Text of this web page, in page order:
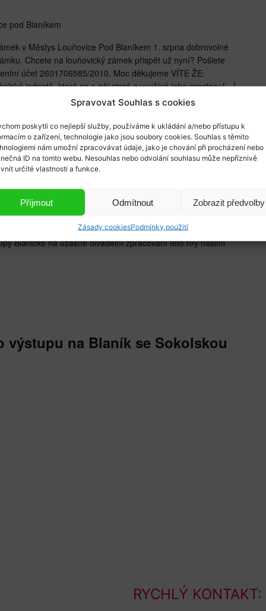
Spravovat Souhlas s cookies
poskytli co nejlepší služby, používáme k ukládání a/nebo přístupu k
o zařízení, technologie jako jsou soubory cookies. Souhlas s těmito
nám umožní zpracovávat údaje, jako je chování při procházení nebo
ID na tomto webu. Nesouhlas nebo odvolání souhlasu může nepříznivě
určité vlastnosti a funkce.
Příjmout Odmítnout Zobrazit předvolby
Zásady cookiesPodmínky použití
pod Blaníkem
v Městys Louňovice Pod Blaníkem 1. srpna dobrovolné
Chcete na louňovický zámek přispět už nyní? Pošlete
účet 2601706585/2010. Moc děkujeme VÍTE ŽE:
jednotě, která se o něj stará a využívá jeho prostory […]
České nebe (Dobrovolný
ze Sokol Louňovice pod
Votice
Blanické na úžasné divadelní zpracování této hry našimi
výstupu na Blaník se Sokolskou
RYCHLÝ KONTAKT: